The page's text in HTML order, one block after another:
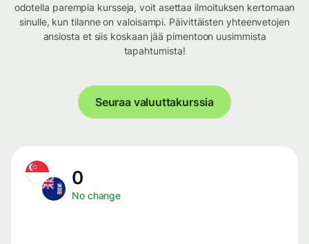
odotella parempia kursseja, voit asettaa ilmoituksen kertomaan
sinulle, kun tilanne on valoisampi. Päivittäisten yhteenvetojen
ansiosta et siis koskaan jää pimentoon uusimmista
tapahtumista!
Seuraa valuuttakurssia
0
No change